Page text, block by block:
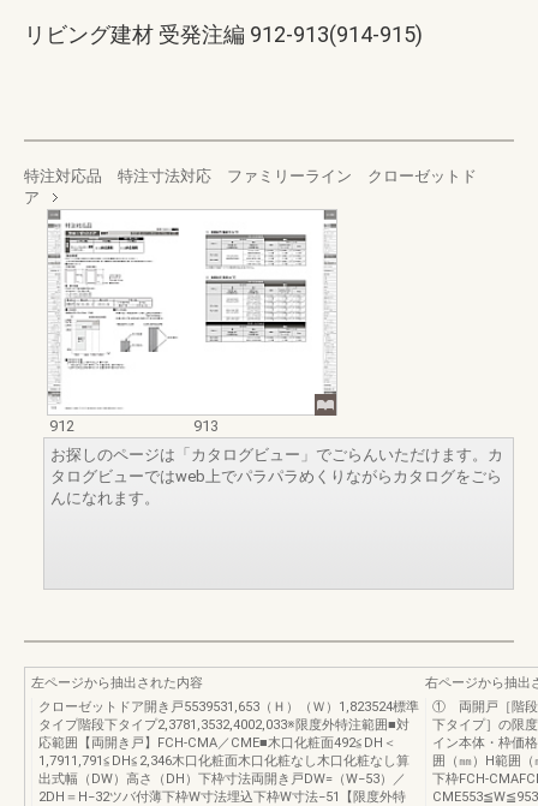
リビング建材 受発注編 912-913(914-915)
特注対応品 特注寸法対応 ファミリーライン クローゼットド
ア
912
913
お探しのページは「カタログビュー」でごらんいただけます。カ
タログビューではweb上でパラパラめくりながらカタログをごら
んになれます。
左ページから抽出された内容
クローゼットドア開き戸5539531,653（Ｈ）（Ｗ）1,823524標準
タイプ階段下タイプ2,3781,3532,4002,033※限度外特注範囲■対
応範囲【両開き戸】FCH-CMA／CME■木口化粧面492≦DH＜
1,7911,791≦DH≦2,346木口化粧面木口化粧なし木口化粧なし算
出式幅（DW）高さ（DH）下枠寸法両開き戸DW=（W−53）／
2DH＝H−32ツバ付薄下枠W寸法埋込下枠W寸法−51【限度外特
右ページから抽出
① 両開戸［階段
下タイプ］の限
イン本体・枠価
囲（㎜）H範囲
下枠FCH-